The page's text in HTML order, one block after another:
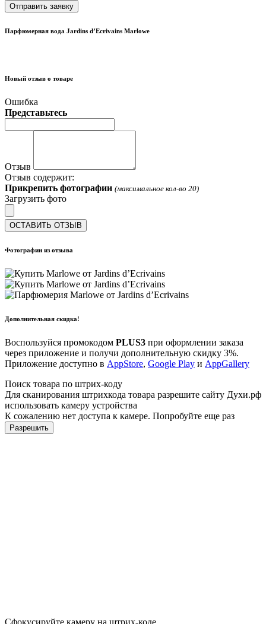
Отправить заявку
Парфюмерная вода Jardins d’Ecrivains Marlowe
Новый отзыв о товаре
Ошибка
Представьтесь
Отзыв
Отзыв содержит:
Прикрепить фотографии (максимальное кол-во 20)
Загрузить фото
ОСТАВИТЬ ОТЗЫВ
Фотографии из отзыва
Дополнительная скидка!
Воспользуйся промокодом PLUS3 при оформлении заказа
через приложение и получи дополнительную скидку 3%.
Приложение доступно в AppStore, Google Play и AppGallery
Поиск товара по штрих-коду
Для сканирования штрихкода товара разрешите сайту Духи.рф
использовать камеру устройства
К сожалению нет доступа к камере. Попробуйте еще раз
Разрешить
Сфокусируйте камеру на штрих-коде